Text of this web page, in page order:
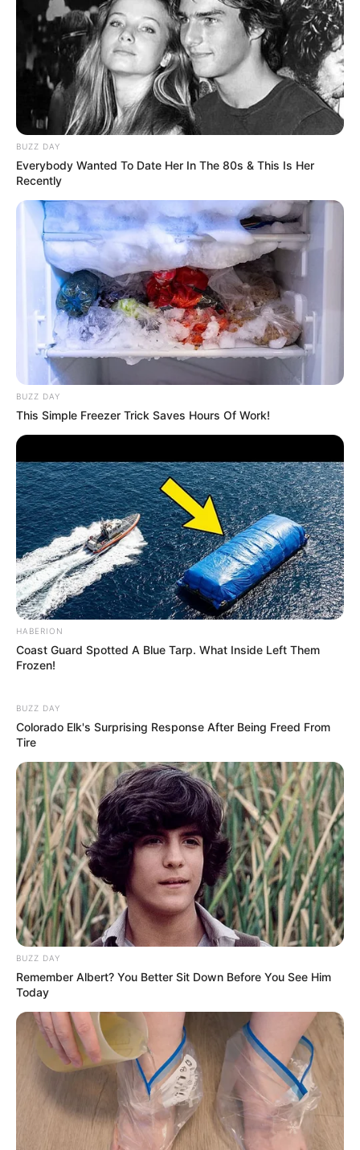
BUZZ DAY
Everybody Wanted To Date Her In The 80s & This Is Her
Recently
BUZZ DAY
This Simple Freezer Trick Saves Hours Of Work!
HABERION
Coast Guard Spotted A Blue Tarp. What Inside Left Them
Frozen!
BUZZ DAY
Colorado Elk's Surprising Response After Being Freed From
Tire
BUZZ DAY
Remember Albert? You Better Sit Down Before You See Him
Today